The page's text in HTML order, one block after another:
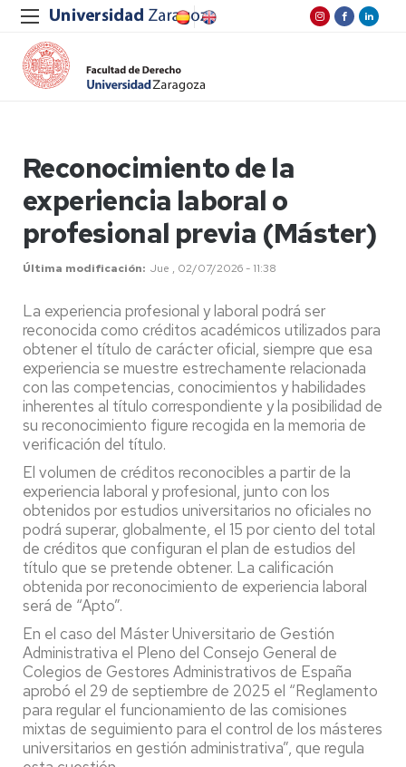
Reconocimiento de la
experiencia laboral o
profesional previa (Máster)
Última modificación Jue , 02/07/2026 - 11:38
La experiencia profesional y laboral podrá ser
reconocida como créditos académicos utilizados para
obtener el título de carácter oficial, siempre que esa
experiencia se muestre estrechamente relacionada
con las competencias, conocimientos y habilidades
inherentes al título correspondiente y la posibilidad de
su reconocimiento figure recogida en la memoria de
verificación del título.
El volumen de créditos reconocibles a partir de la
experiencia laboral y profesional, junto con los
obtenidos por estudios universitarios no oficiales no
podrá superar, globalmente, el 15 por ciento del total
de créditos que configuran el plan de estudios del
título que se pretende obtener. La calificación
obtenida por reconocimiento de experiencia laboral
será de “Apto”.
En el caso del Máster Universitario de Gestión
Administrativa el Pleno del Consejo General de
Colegios de Gestores Administrativos de España
aprobó el 29 de septiembre de 2025 el “Reglamento
para regular el funcionamiento de las comisiones
mixtas de seguimiento para el control de los másteres
universitarios en gestión administrativa”, que regula